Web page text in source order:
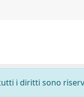
i diritti sono